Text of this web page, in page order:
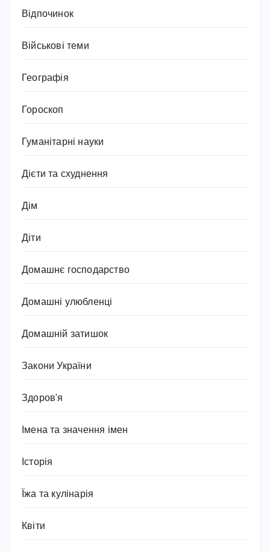
Відпочинок
Військові теми
Географія
Гороскоп
Гуманітарні науки
Дієти та схуднення
Дім
Діти
Домашнє господарство
Домашні улюбленці
Домашній затишок
Закони України
Здоров'я
Імена та значення імен
Історія
Їжа та кулінарія
Квіти